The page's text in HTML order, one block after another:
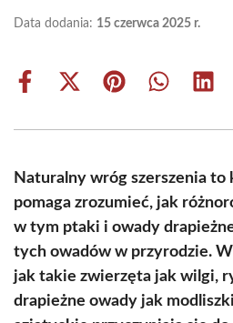
Data dodania: 15 czerwca 2025 r.
Share
Share
(Twitter)
Share Share
Naturalny wróg szerszenia
pomaga zrozumieć, jak
w tym ptaki i owady
tych owadów w przyrodzie.
jak takie zwierzęta jak wilgi,
drapieżne owady jak